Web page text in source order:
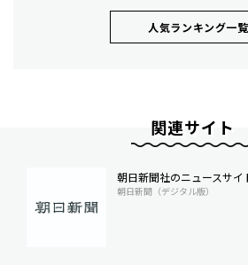
人気ランキング⼀覧
関連サイト
朝日新聞社のニュースサイ
朝日新聞（デジタル版）